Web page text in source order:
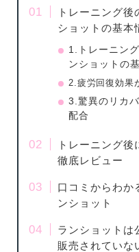
トレーニング
ショットの基本
1.トレーニン
ンショットの
2.疲労回復効果
3.驚異のリカ
配合
トレーニング
徹底レビュー
口コミからわか
ンショット
ランショットは
販売されていな